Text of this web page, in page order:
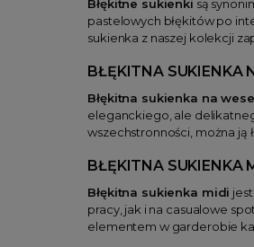
Błękitne sukienki są
pastelowych błękitów po
sukienka z naszej kolekcji
BŁĘKITNA SUKIENKA
Błękitna sukienka na
eleganckiego, ale
wszechstronności, można
BŁĘKITNA SUKIENKA
Błękitna sukienka midi
pracy, jak i na casualowe
elementem w garderobie